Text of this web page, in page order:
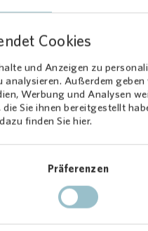
Cookies
und Anzeigen zu
Außerdem
Werbung und Analysen
Sie ihnen bereitgestellt
finden Sie hier.
Präferenzen
wir Menschen ein Zuhause.